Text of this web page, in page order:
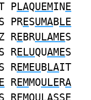
PLAQUEMINE
PRESUMABLE
REBRULAMES
RELUQUAMES
REMEUBLAIT
E REMMOULERA
REMOULASSE